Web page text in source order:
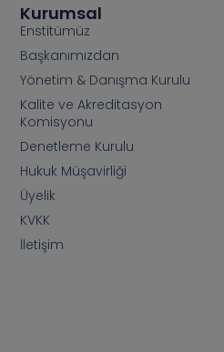
Kurumsal
Enstitümüz
Başkanımızdan
Yönetim & Danışma Kurulu
Kalite ve Akreditasyon
Komisyonu
Denetleme Kurulu
Hukuk Müşavirliği
Üyelik
KVKK
İletişim